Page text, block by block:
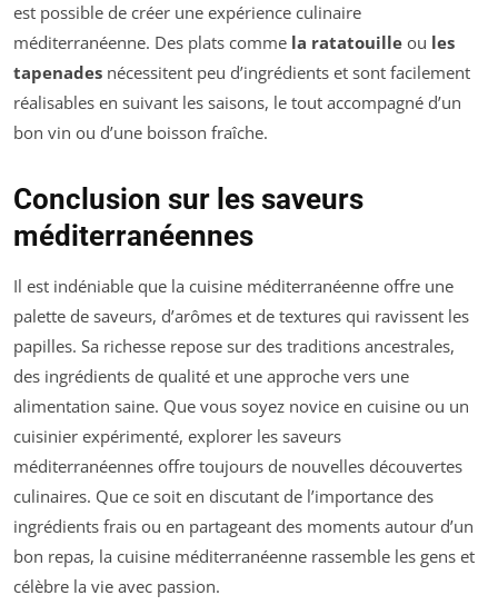
est possible de créer une expérience culinaire
méditerranéenne. Des plats comme la ratatouille ou les
tapenades nécessitent peu d’ingrédients et sont facilement
réalisables en suivant les saisons, le tout accompagné d’un
bon vin ou d’une boisson fraîche.
Conclusion sur les saveurs
méditerranéennes
Il est indéniable que la cuisine méditerranéenne offre une
palette de saveurs, d’arômes et de textures qui ravissent les
papilles. Sa richesse repose sur des traditions ancestrales,
des ingrédients de qualité et une approche vers une
alimentation saine. Que vous soyez novice en cuisine ou un
cuisinier expérimenté, explorer les saveurs
méditerranéennes offre toujours de nouvelles découvertes
culinaires. Que ce soit en discutant de l’importance des
ingrédients frais ou en partageant des moments autour d’un
bon repas, la cuisine méditerranéenne rassemble les gens et
célèbre la vie avec passion.